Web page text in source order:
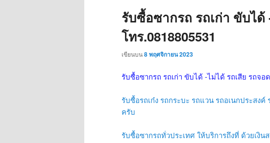
รับซื้อซากรถ รถเก่า ขับได้
โทร.0818805531
เขียนบน8 พฤศจิกายน 2023
รับซื้อซากรถ รถเก่า ขับได้ -ไม่ได้ รถเสีย รถจ
รับซื้อรถเก๋ง รถกระบะ รถแวน รถอเนกประส
ครับ
รับซื้อซากรถทั่วประเทศ ให้บริการถึงที่ ด้วยเงิน